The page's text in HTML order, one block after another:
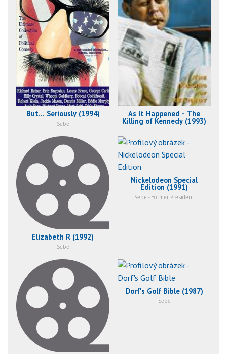
But... Seriously (1994)
Sebe
As It Happened - The
Killing of Kennedy (1993)
Elizabeth R (1992)
Sebe
Nickelodeon Special
Edition (1991)
Sebe - Former President
Dorf's Golf Bible (1987)
Sebe